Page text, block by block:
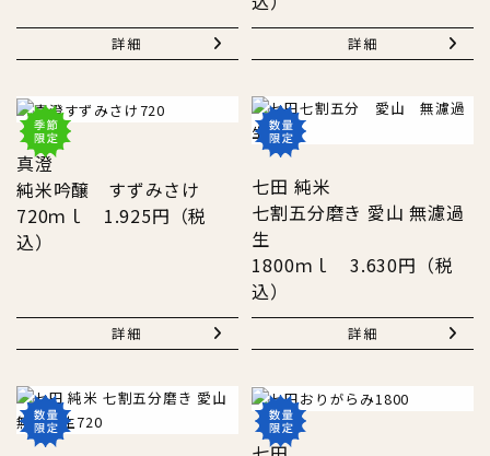
詳細 詳細
真澄
純米吟醸 すずみさけ
720ｍｌ 1.925円（税
込）
詳細
七田 純米
七割五分磨き 愛山 無濾過
生
1800ｍｌ 3.630円（税
込）
詳細